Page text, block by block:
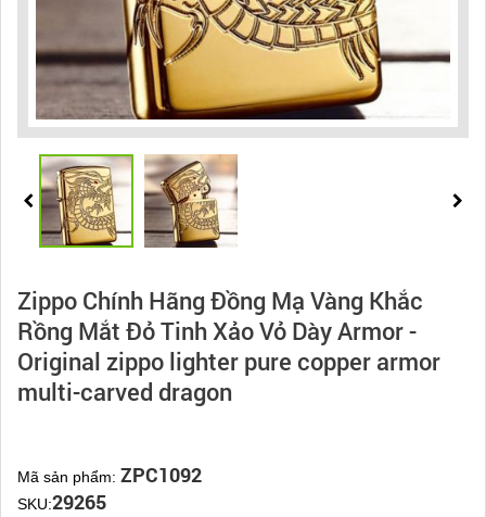
Zippo Chính Hãng Đồng Mạ Vàng Khắc
Rồng Mắt Đỏ Tinh Xảo Vỏ Dày Armor -
Original zippo lighter pure copper armor
multi-carved dragon
Mã sản phẩm: ZPC1092
SKU:29265